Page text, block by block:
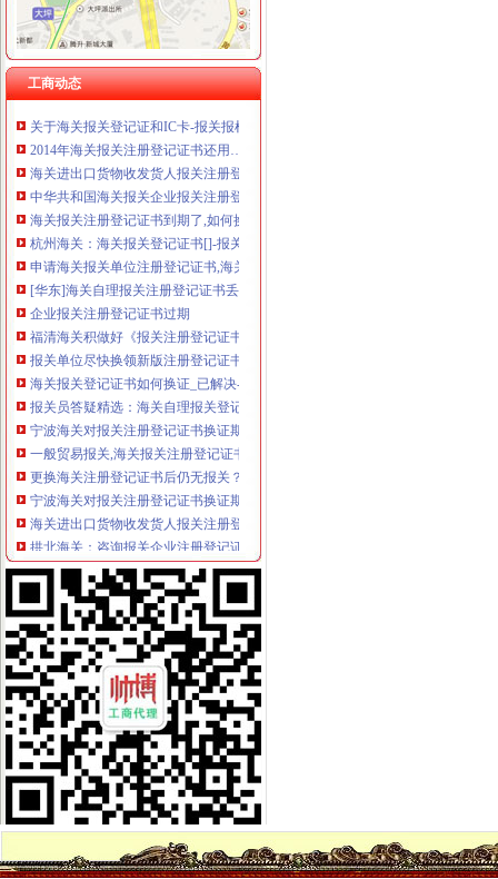
工商动态
《中华共和国海关报关单位注册登记证书》的有效期是多久？
中华共和国海关报关单位注册登记证书.xls
如何办理海关报关登记证书_已解决-阿里巴巴生意经
广州海关：报关注册登记证书换证的问题
2014年海关报关注册登记证书还用…-海关百问
海关进出口货物收发货人报关注册登记证书的次办理
中华共和国海关报关企业报关注册登记证书过期_政务咨询_浙江电
海关报关注册登记证书到期了,如何换证？_政务咨询_浙江电子口岸
杭州海关：海关报关登记证书[]-报关员通关指南--育路报关员考
申请海关报关单位注册登记证书,海关报关注册信息年度报告范本,
[华东]海关自理报关注册登记证书丢失-报关报检-福步外贸论坛（FOB
企业报关注册登记证书过期
福清海关积做好《报关注册登记证书》换证工作
报关单位尽快换领新版注册登记证书|海关|报关_凤凰财经
海关报关登记证书如何换证_已解决-阿里巴巴生意经
报关员答疑精选：海关自理报关登记证变更-报关员-环球网校
宁波海关对报关注册登记证书换证期限的规定_海关外贸咨询_新浪博客
一般贸易报关,海关报关注册登记证书应多注意：_第1页_zz
更换海关注册登记证书后仍无报关？-海南省政务服务中心
宁波海关对报关注册登记证书换证期限的规定-通关监管海关业务咨询
海关进出口货物收发货人报关注册登记证书有效期-报关员通关指南--育
拱北海关：咨询报关企业注册登记证延续及换证
关于海关办理IC卡和报关登记证书怎么办理？急-报关报检-福步外贸论
海关进出口货物收发货人报关注册登记证书的次办理
[06-30]哪位YUYU知道海关报关注册登记证在哪里办理换证？？_鹭岛
申请海关报关单位注册登记证书,海关报关注册信息年度报告范本,
海关报关单位注册登记证书-荣誉证书-常州市金坛区环宇科学仪器厂
报关注册登记证书在海关哪个部门办理？-实务问答-中国物流交易中
海关进出口货物收发货人报关注册登记证书过期怎样办理-政民互动群
变更人后海关报关注册登记证书要办理变更需要哪些资料？_已解决-
海关进出口货物报关登记证(英文翻译模板)_Sunny_新浪博客
进出口企业登记证全称是什么；它和海关报关登记证是一回事吗？_阿
海关注册登记证书年检_政务咨询_浙江电子口岸
北京海关：进出口货物收发货人报关注册登记证证书过期
报关企业应自“中华共和国海关报关企业报关注册登记证书”届
拱北海关：关于报关注册登记证书换证问题-报关员网-吧